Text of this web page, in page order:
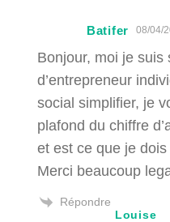
Batifer 08/04/
Bonjour, moi je
d’entrepreneur
social simplifier, je
plafond du chiffre
et est ce que je
Merci beaucoup
Répondre
Louise